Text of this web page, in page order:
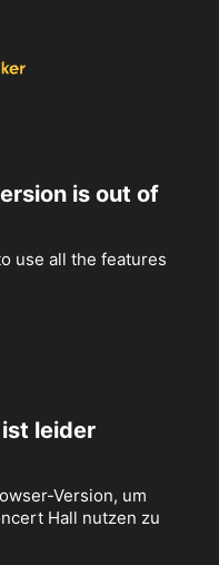
is out of
use all the features
leider
Version, um
Hall nutzen zu